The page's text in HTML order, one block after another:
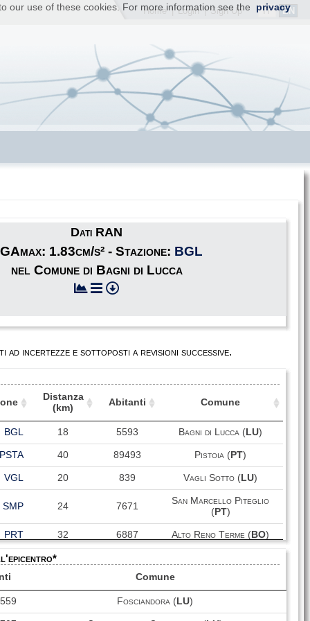
IT EN
Home| Login|Sign Up
our use of these cookies. For more information see the
privacy
Dati RAN
1.83cm/s² - Stazione: BGL
nel Comune di Bagni di Lucca
incertezze e sottoposti a revisioni successive.
Distanza
(km)
Abitanti Comune
Distanza
(km)
Abitanti Comune
BGL 18 5593 Bagni di Lucca ( LU)
PSTA 40 89493 Pistoia ( PT)
VGL 20 839 Vagli Sotto ( LU)
SMP 24 7671
San Marcello Piteglio
(PT)
PRT 32 6887 Alto Reno Terme ( BO)
LCC
CME 31821
Castelnuovo di
Garfagnana (LU)
Comune
559 Fosciandora ( LU)